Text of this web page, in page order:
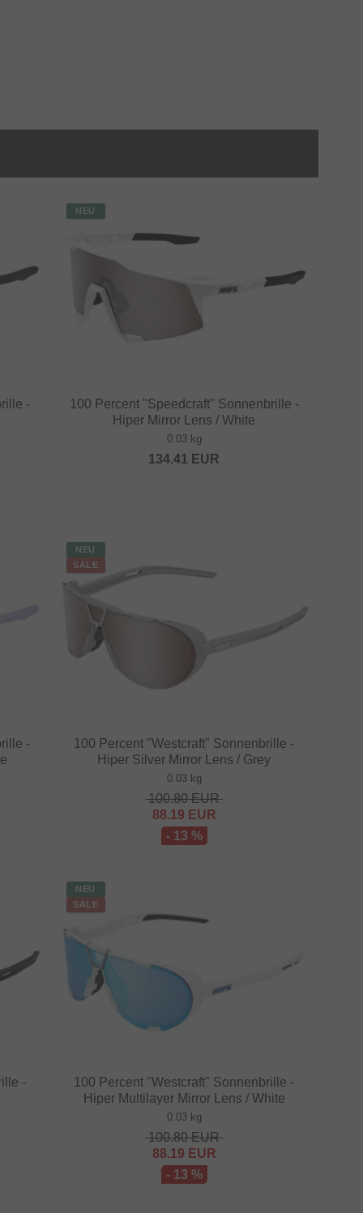
-
NEU
100 Percent "Speedcraft" Sonnenbrille -
Hiper Mirror Lens / White
0.03 kg
134.41 EUR
-
NEU
SALE
100 Percent "Westcraft" Sonnenbrille -
Hiper Silver Mirror Lens / Grey
0.03 kg
100.80EUR
88.19 EUR
- 13 %
-
NEU
SALE
100 Percent "Westcraft" Sonnenbrille -
Hiper Multilayer Mirror Lens / White
0.03 kg
100.80EUR
88.19 EUR
- 13 %